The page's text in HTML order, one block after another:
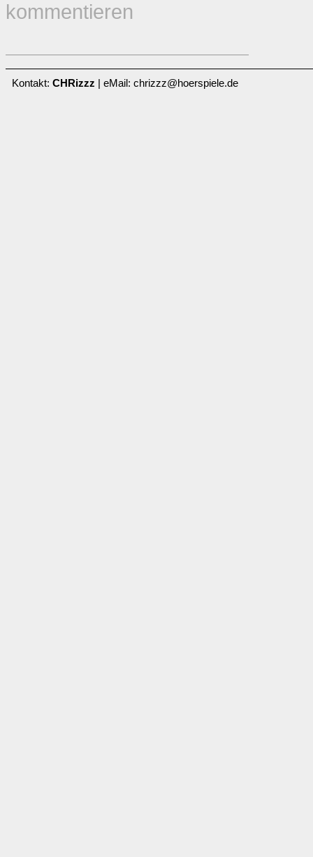
kommentieren
Kontakt: CHRizzz | eMail: chrizzz@hoerspiele.de